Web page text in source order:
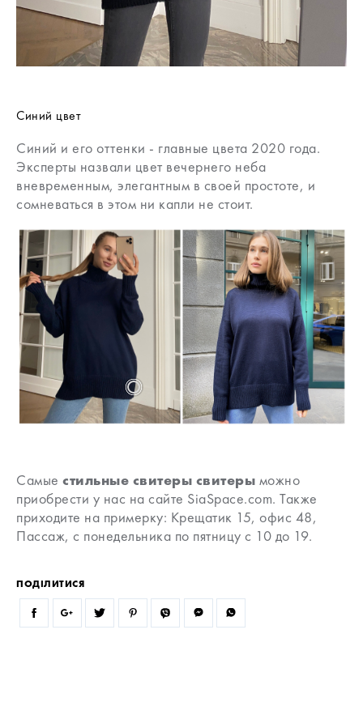
Синий цвет
Синий и его оттенки - главные цвета 2020 года.
Эксперты назвали цвет вечернего неба
вневременным, элегантным в своей простоте, и
сомневаться в этом ни капли не стоит.
Самые стильные свитеры свитеры можно
приобрести у нас на сайте SiaSpace.com. Также
приходите на примерку: Крещатик 15, офис 48,
Пассаж, с понедельника по пятницу с 10 до 19.
ПОДІЛИТИСЯ